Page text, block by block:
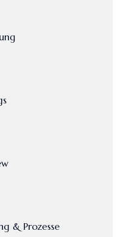
& Prozesse